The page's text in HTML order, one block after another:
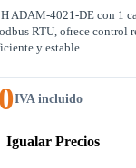
ADAM-4021-DE con 1
RTU, ofrece control
y estable.
IVA incluido
Igualar Precios